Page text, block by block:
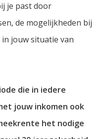
je past door
de mogelijkheden bij
jouw situatie van
die in iedere
jouw inkomen ook
het nodige